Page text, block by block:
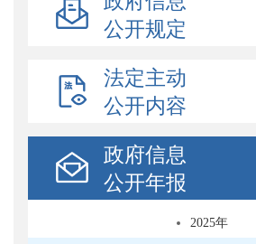
公开规定
法定主动
公开内容
政府信息
公开年报
2025年